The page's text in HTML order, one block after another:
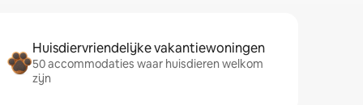
Huisdiervriendelijke vakantiewoningen
50 accommodaties waar huisdieren welkom
zijn